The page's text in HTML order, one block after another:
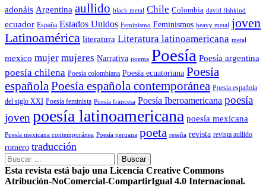
adonáis Argentina aullido black metal Chile Colombia david fishkind
ecuador España Estados Unidos Feminismo Feminismos heavy metal joven
Latinoamérica literatura Literatura latinoamericana metal
mexico mujer mujeres Narrativa poema Poesía Poesía argentina
poesía chilena Poesía colombiana Poesía ecuatoriana Poesía
española Poesía española contemporánea Poesía española
del siglo XXI Poesía feminista Poesía francesa Poesía Iberoamericana poesía
joven poesía latinoamericana poesía mexicana
Poesía mexicana contemporánea Poesía peruana poeta reseña revista revista aullido
romero traducción
Buscar:
Esta revista está bajo una Licencia Creative Commons
Atribución-NoComercial-CompartirIgual 4.0 Internacional.